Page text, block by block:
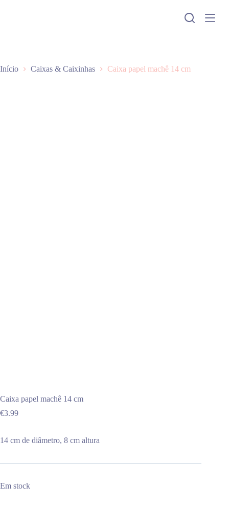
a
r
Início Caixas & Caixinhas Caixa papel machê 14 cm
Caixa papel machê 14 cm
€3.99
14 cm de diâmetro, 8 cm altura
Em stock